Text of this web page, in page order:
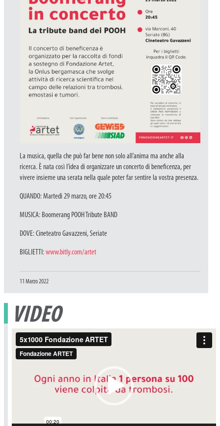
La musica, quella che può far bene non solo all’anima ma anche alla
ricerca. È nata così l’idea di organizzare un concerto di beneficenza, per
vivere insieme una serata nella quale poter far sentire la vostra presenza.
QUANDO: Martedì 29 marzo, ore 20:45
MUSICA: Boomerang POOH Tribute BAND
DOVE: Cineteatro Gavazzeni, Seriate
BIGLIETTI:www.bitly.com/artet
Pubblicato
11 Marzo 2022
VIDEO
Video
Player